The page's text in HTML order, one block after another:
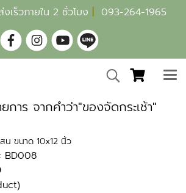
งเร็วภายใน 2 ชั่วโมง 093-264-1965
าร จากคำว่า"ของจัดกระเช้า"
น ขนาด 10x12 นิ้ว
BD008